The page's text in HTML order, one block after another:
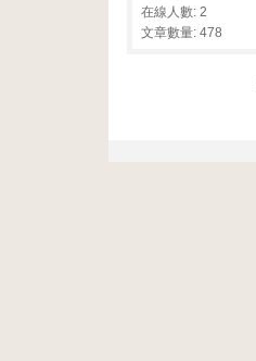
在線人數: 2
文章數量: 478